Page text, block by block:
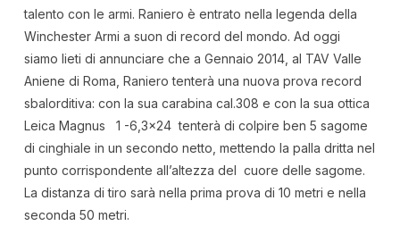
talento con le armi. Raniero è entrato nella legenda della
Winchester Armi a suon di record del mondo. Ad oggi
siamo lieti di annunciare che a Gennaio 2014, al TAV Valle
Aniene di Roma, Raniero tenterà una nuova prova record
sbalorditiva: con la sua carabina cal.308 e con la sua ottica
Leica Magnus 1 -6,3×24 tenterà di colpire ben 5 sagome
di cinghiale in un secondo netto, mettendo la palla dritta nel
punto corrispondente all’altezza del cuore delle sagome.
La distanza di tiro sarà nella prima prova di 10 metri e nella
seconda 50 metri.